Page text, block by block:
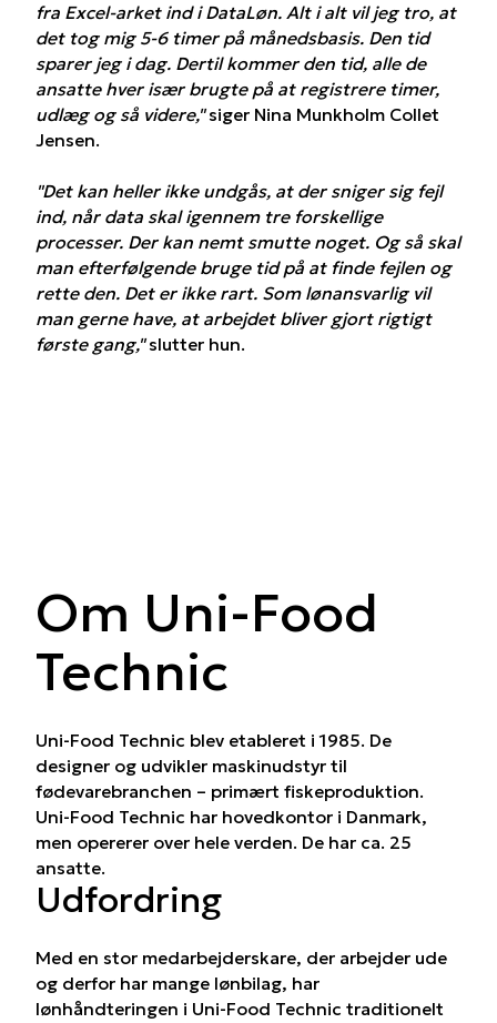
fra Excel-arket ind i DataLøn. Alt i alt vil jeg tro, at
det tog mig 5-6 timer på månedsbasis. Den tid
sparer jeg i dag. Dertil kommer den tid, alle de
ansatte hver især brugte på at registrere timer,
udlæg og så videre,"siger Nina Munkholm Collet
Jensen.
"Det kan heller ikke undgås, at der sniger sig fejl
ind, når data skal igennem tre forskellige
processer. Der kan nemt smutte noget. Og så skal
man efterfølgende bruge tid på at finde fejlen og
rette den. Det er ikke rart. Som lønansvarlig vil
man gerne have, at arbejdet bliver gjort rigtigt
første gang,"slutter hun.
Om Uni-Food
Technic
Uni-Food Technic blev etableret i 1985. De
designer og udvikler maskinudstyr til
fødevarebranchen – primært fiskeproduktion.
Uni-Food Technic har hovedkontor i Danmark,
men opererer over hele verden. De har ca. 25
ansatte.
Udfordring
Med en stor medarbejderskare, der arbejder ude
og derfor har mange lønbilag, har
lønhåndteringen i Uni-Food Technic traditionelt